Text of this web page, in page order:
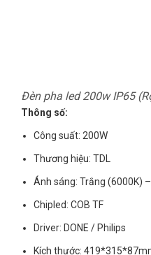
Đèn pha led 200w IP65
Thông số:
Công suất: 200W
Thương hiệu: TDL
Ánh sáng: Trắng (6000K)
Chipled: COB TF
Driver: DONE / Philips
Kích thước: